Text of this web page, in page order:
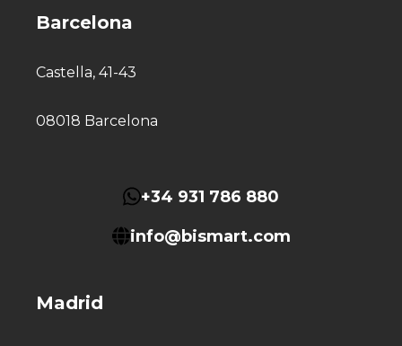
Barcelona
Castella, 41-43
08018 Barcelona
+34 931 786 880
info@bismart.com
Madrid